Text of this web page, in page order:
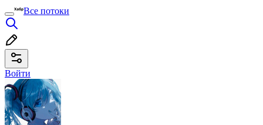
Все потоки
Войти